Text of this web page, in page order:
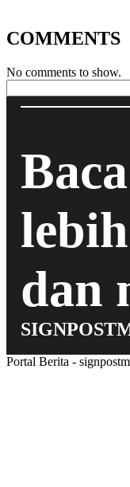
COMMENTS
No comments to show.
dan
Portal Berita -